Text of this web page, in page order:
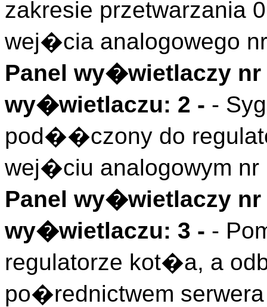
zakresie
wej�cia analogowego
Panel wy�wietlaczy nr
wy�wietlaczu: 2 - -
pod��czony do
wej�ciu analogowym nr
Panel wy�wietlaczy nr
wy�wietlaczu: 3 - -
regulatorze kot�a, a
po�rednictwem